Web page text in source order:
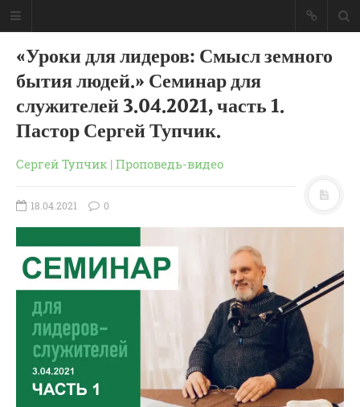
ГЛАВНАЯ
МОИ КНИГИ
СЛОВО-АУДИО
СЛОВО-ВИДЕО
ВОПРОСЫ ПАСТОРУ
КОНТАКТ
«Уроки для лидеров: Смысл земного
бытия людей.» Семинар для
служителей 3.04.2021, часть 1.
Пастор Сергей Тупчик.
Сергей Тупчик | Проповедь-видео
18.04.2021 0